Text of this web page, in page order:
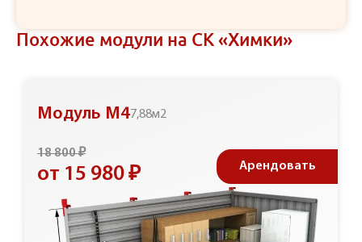
Похожие модули на СК «Химки»
Модуль М47,88м2
18 800 ₽
от 15 980 ₽ Арендовать